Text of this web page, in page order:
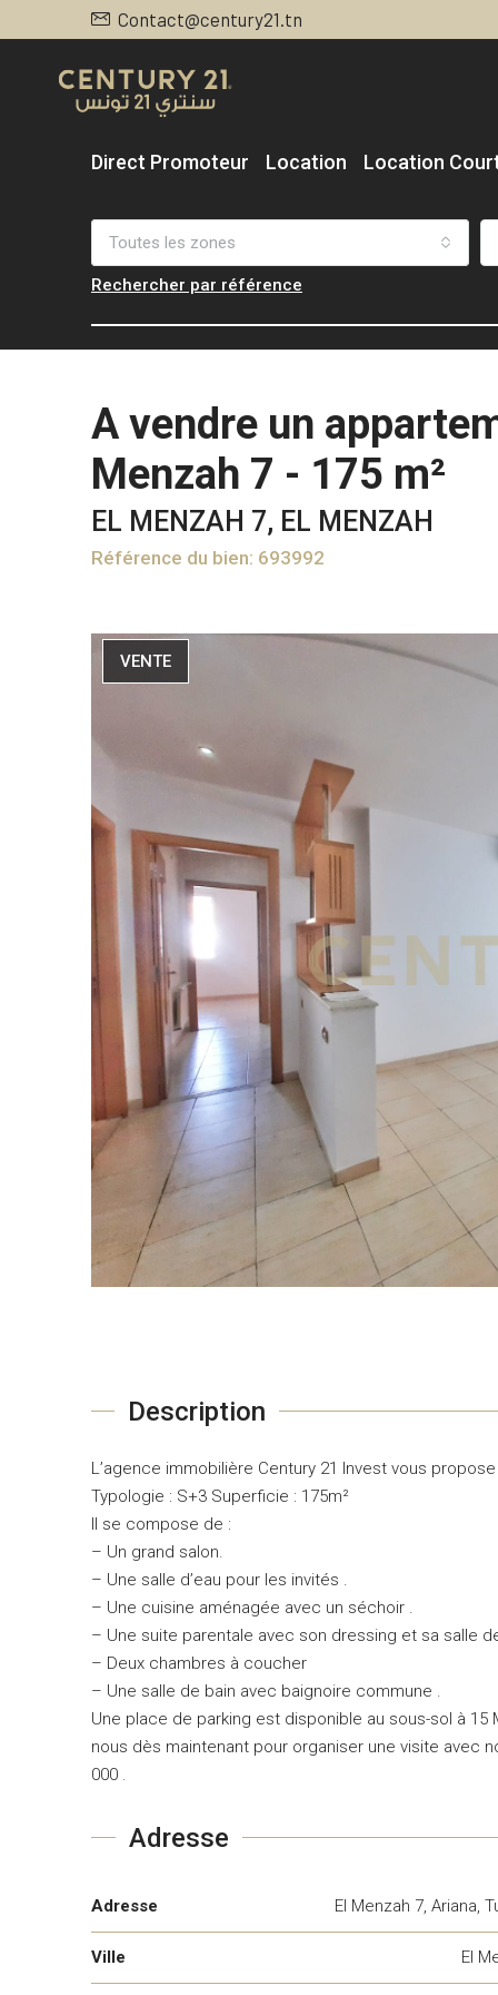
Contact@century21.tn
Direct Promoteur Location Location
Toutes les zones
Rechercher par référence
A vendre un
Menzah 7 - 175 m²
EL MENZAH 7, EL MENZAH
Référence du bien: 693992
VENTE
Description
L’agence immobilière Century 21 Invest vous
Typologie : S+3 Superficie : 175m²
Il se compose de :
– Un grand salon.
– Une salle d’eau pour les invités .
– Une cuisine aménagée avec un séchoir .
– Une suite parentale avec son dressing et sa salle
– Deux chambres à coucher
– Une salle de bain avec baignoire commune .
Une place de parking est disponible au sous-sol à
nous dès maintenant pour organiser une visite avec
000 .
Adresse
Adresse El Menzah 7, Ariana,
Ville El